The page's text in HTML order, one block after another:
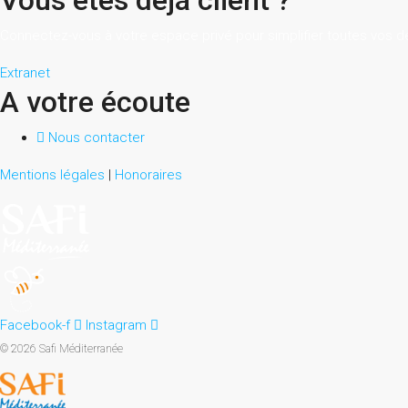
Extranet
A votre écoute
Nous contacter
Mentions légales | Honoraires
Facebook-f Instagram
© 2026 Safi Méditerranée